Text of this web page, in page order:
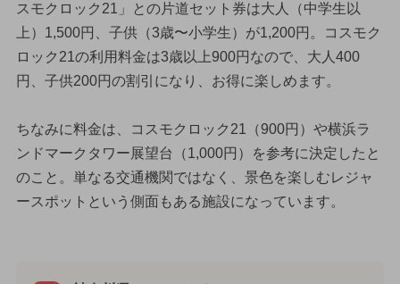
スモクロック21」との片道セット券は大人（中学生以
上）1,500円、子供（3歳〜小学生）が1,200円。コスモク
ロック21の利用料金は3歳以上900円なので、大人400
円、子供200円の割引になり、お得に楽しめます。
ちなみに料金は、コスモクロック21（900円）や横浜ラ
ンドマークタワー展望台（1,000円）を参考に決定したと
のこと。単なる交通機関ではなく、景色を楽しむレジャ
ースポットという側面もある施設になっています。